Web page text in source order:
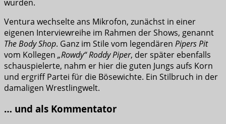
wurden.
Ventura wechselte ans Mikrofon, zunächst in einer
eigenen Interviewreihe im Rahmen der Shows, genannt
The Body Shop. Ganz im Stile vom legendären Pipers Pit
vom Kollegen „Rowdy“ Roddy Piper, der später ebenfalls
schauspielerte, nahm er hier die guten Jungs aufs Korn
und ergriff Partei für die Bösewichte. Ein Stilbruch in der
damaligen Wrestlingwelt.
… und als Kommentator